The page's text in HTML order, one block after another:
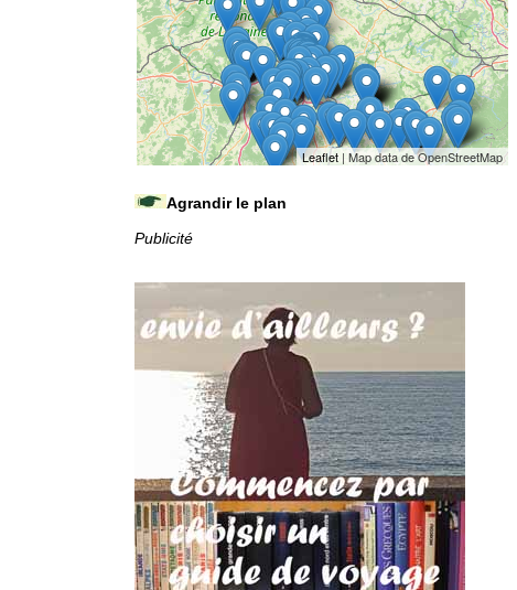
Leaflet| Map data de OpenStreetMap
Agrandir le plan
Publicité